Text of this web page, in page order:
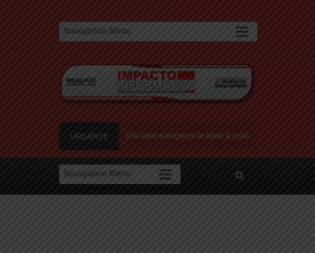
URGENTE
Italia: «Quién hubiera dicho que europeos le iban a robar a un latino»
recibió una multitud: jugará en Fiorentina